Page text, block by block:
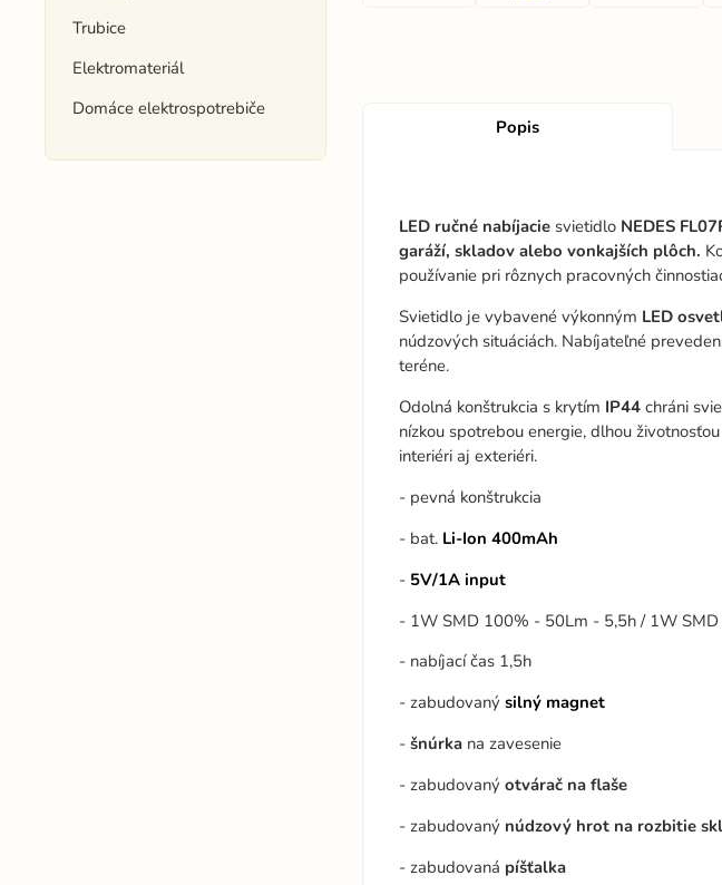
Trubice
Elektromateriál
Domáce elektrospotrebiče
Popis
LED ručné nabíjaciesvietidlo NEDES
garáží, skladov alebo vonkajších plôch.
používanie pri rôznych pracovných
Svietidlo je vybavené výkonným LED
núdzových situáciách. Nabíjateľné
teréne.
Odolná konštrukcia s krytím IP44chráni
nízkou spotrebou energie, dlhou
interiéri aj exteriéri.
- pevná konštrukcia
- bat. Li-Ion 400mAh
- 5V/1A input
- 1W SMD 100% - 50Lm - 5,5h / 1W
- nabíjací čas 1,5h
- zabudovaný silný magnet
- šnúrkana zavesenie
- zabudovaný otvárač na flaše
- zabudovanýnúdzový hrot na rozbitie
- zabudovaná píšťalka